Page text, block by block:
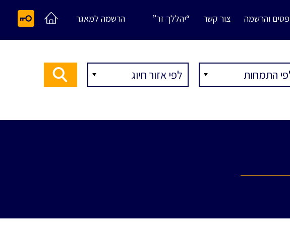
והרשמה צור קשר “יהללך זר” הרשמה למאגר